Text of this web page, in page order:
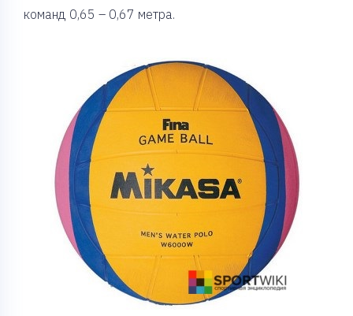
команд 0,65 – 0,67 метра.